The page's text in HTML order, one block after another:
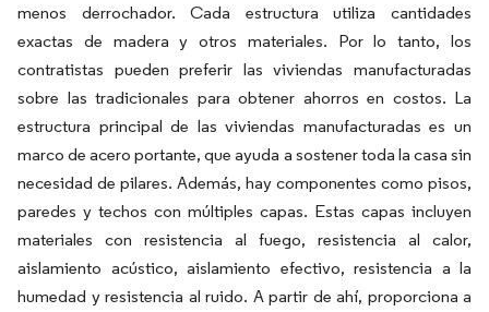
menos derrochador. Cada estructura utiliza cantidades
exactas de madera y otros materiales. Por lo tanto, los
contratistas pueden preferir las viviendas manufacturadas
sobre las tradicionales para obtener ahorros en costos. La
estructura principal de las viviendas manufacturadas es un
marco de acero portante, que ayuda a sostener toda la casa sin
necesidad de pilares. Además, hay componentes como pisos,
paredes y techos con múltiples capas. Estas capas incluyen
materiales con resistencia al fuego, resistencia al calor,
aislamiento acústico, aislamiento efectivo, resistencia a la
humedad y resistencia al ruido. A partir de ahí, proporciona a